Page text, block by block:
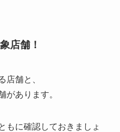
店舗！
店舗と、
があります。
もに確認しておきましょ